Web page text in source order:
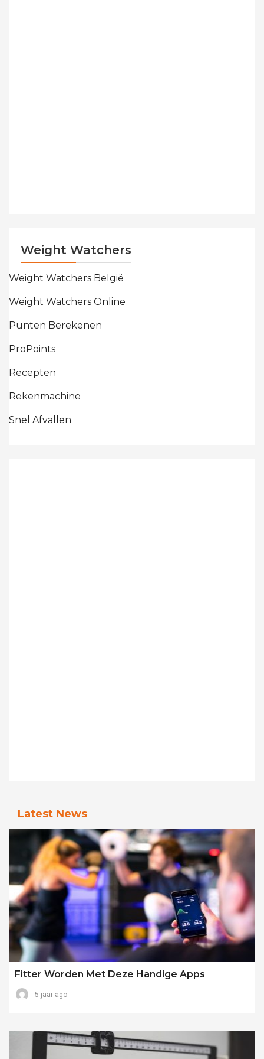
Weight Watchers
Weight Watchers België
Weight Watchers Online
Punten Berekenen
ProPoints
Recepten
Rekenmachine
Snel Afvallen
Latest News
Fitter Worden Met Deze Handige Apps
5 jaar ago